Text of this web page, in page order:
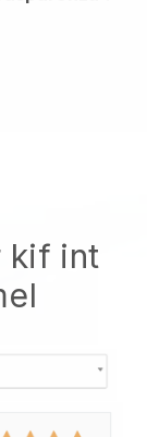
kif int